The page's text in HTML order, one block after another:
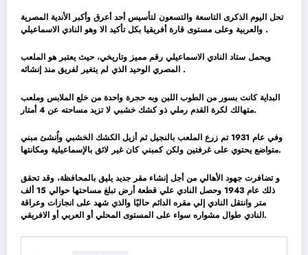
تحل اليوم الذكرى التاسعة والتسعون لتأسيس أحد أعرق وأكبر الأندية المصرية
والعربية وعلى مستوى قارة أفريقيا بكل تأكيد الا وهو النادي الاسماعيلي .
ويحمل ستاد النادي الاسماعيلي رقم مميز وتاريخي، حيث يعتبر هو الملعب
المصري الوحيد الذي لم يتغير لفريق منذ إنشائه .
البداية كانت بسور من الطوب اللبن وبه حجرة واحدة من خلع الملابس وملعب
متهالك لكرة القدم رملي ذو كشك خشبي لا تزيد مساحته عن 4 أمتار.
وفي عام 1931 تم زرع الملعب بالنجيل ثم أزيل الكشك الخشبي واُنشئ مبني
متواضع يحتوي على غرفتين ولكن كمبني كان غير لائق بالإسماعيلية ومكانتها.
و تضافرت جهود الأهالي من أجل إنشاء مقر جديد يليق بالمحافظة، وقد تحقق
ذلك عام 1943 وحصل النادي علي قطعة أرض تبلغ مساحتها حوالي 15 ألف
متر وانتقل النادي إلي مقره الدائم حاليًا والذي شهد على انجازات وعراقة
النادي طوال مشواره سواء على المستوى المحلي أو العربي أو الافريقي.